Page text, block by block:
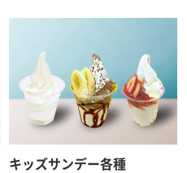
キッズサンデー各種